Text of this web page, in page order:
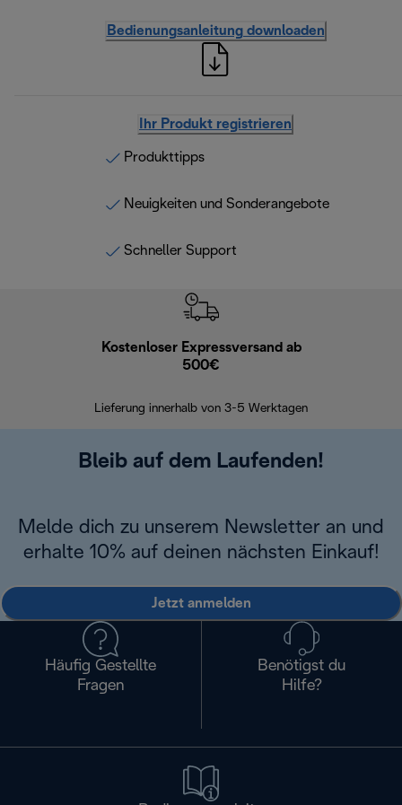
Bedienungsanleitung downloaden
Ihr Produkt registrieren
Produkttipps
Neuigkeiten und Sonderangebote
Schneller Support
Kostenloser Expressversand ab
500€
Lieferung innerhalb von 3-5 Werktagen
Bleib auf dem Laufenden!
Melde dich zu unserem Newsletter an und
erhalte 10% auf deinen nächsten Einkauf!
Jetzt anmelden
Häufig Gestellte
Fragen
Benötigst du
Hilfe?